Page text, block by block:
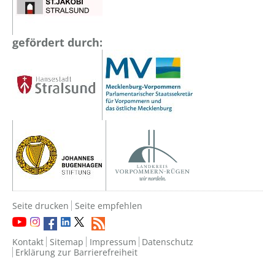
gefördert durch:
Seite drucken Seite empfehlen
Kontakt Sitemap Impressum Datenschutz
Erklärung zur Barrierefreiheit